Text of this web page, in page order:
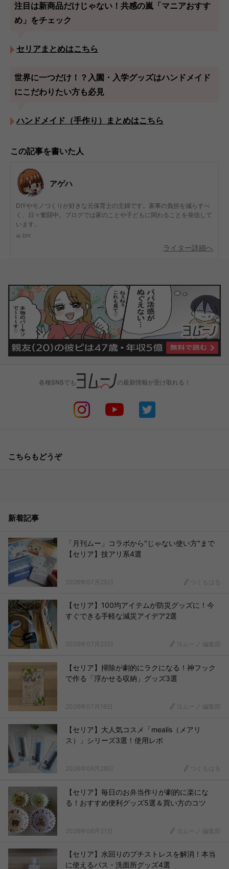
注目は新商品だけじゃない！共感の嵐「マニアおすす
め」をチェック
セリアまとめはこちら
世界に一つだけ！？入園・入学グッズはハンドメイド
にこだわりたい方も必見
ハンドメイド（手作り）まとめはこちら
この記事を書いた人
アゲハ
DIYやモノづくりが好きな元保育士の主婦です。家事の負担を減らすべ
く、日々奮闘中。ブログでは家のことや子どもに関わることを発信して
います。
DIY
ライター詳細へ
各種SNSでも の最新情報が受け取れる！
こちらもどうぞ
新着記事
「月刊ムー」コラボから"じゃない使い方"まで
【セリア】技アリ系4選
2026年07月25日 つくもはる
【セリア】100均アイテムが防災グッズに！今
すぐできる手軽な減災アイデア2選
2026年07月22日 ヨムーノ 編集部
【セリア】掃除が劇的にラクになる！神フック
で作る「浮かせる収納」グッズ3選
2026年07月16日 ヨムーノ 編集部
【セリア】大人気コスメ「mealis（メアリ
ス）」シリーズ3選！使用レポ
2026年06月28日 つくもはる
【セリア】毎日のお弁当作りが劇的に楽にな
る！おすすめ便利グッズ5選＆買い方のコツ
2026年06月21日 ヨムーノ 編集部
【セリア】水回りのプチストレスを解消！本当
に使えるバス・洗面所グッズ4選